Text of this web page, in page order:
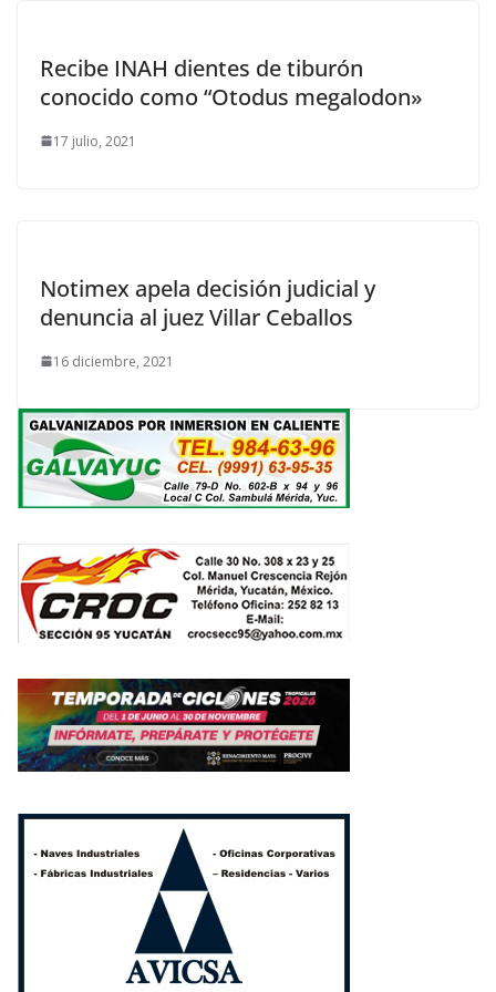
Recibe INAH dientes de tiburón
conocido como “Otodus megalodon»
17 julio, 2021
Notimex apela decisión judicial y
denuncia al juez Villar Ceballos
16 diciembre, 2021